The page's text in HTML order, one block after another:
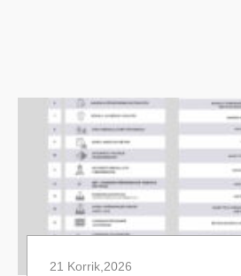
21 Korrik,2026